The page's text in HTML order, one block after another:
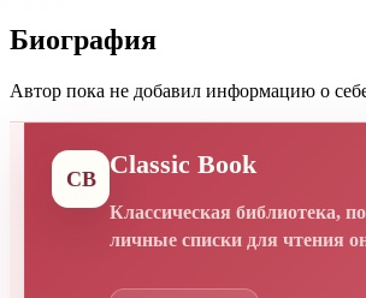
Биография
Автор пока не добавил информацию о
CB Classic Book
Классическая библиотека,
личные списки для чтения